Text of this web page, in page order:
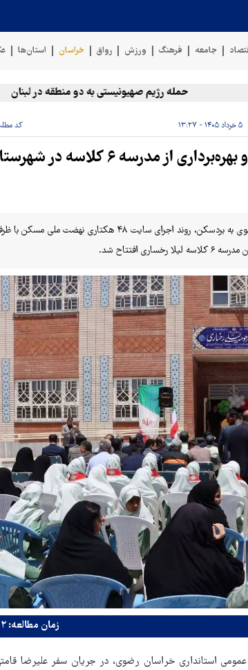
جامعه فرهنگ ورزش رواق خراسان استان‌ها
حمله رژیم صهیونیستی به دو منطقه در لبنان
۵ خرداد ۱۴۰۵ - ۱۳:۲۷ کد
اجرای ۳۷۶ واحد نهضت ملی مسکن و بهره‌برداری از مدرسه ۶ کلاسه
افتتاح شد.
زمان مطالعه: ۲ دقیقه
استانداری خراسان رضوی، در جریان سفر علیرضا